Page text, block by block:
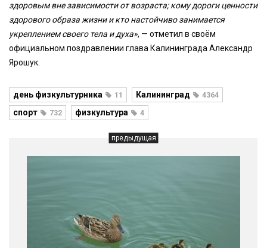
здоровым вне зависимости от возраста; кому дороги ценности
здорового образа жизни и кто настойчиво занимается
укреплением своего тела и духа», — отметил в своём
официальном поздравлении глава Калининграда Александр
Ярошук.
день физкультурника 11 Калининград 4364
спорт 732 физкультура 4
предыдущая